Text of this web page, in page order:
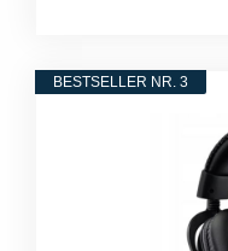
BESTSELLER NR. 3